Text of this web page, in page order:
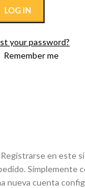
LOG IN
your password?
Remember me
Registrarse en este
Simplemente
nueva cuenta